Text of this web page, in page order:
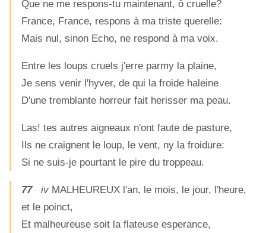
Que ne me respons-tu maintenant, ô cruelle?
France, France, respons à ma triste querelle:
Mais nul, sinon Echo, ne respond à ma voix.
Entre les loups cruels j'erre parmy la plaine,
Je sens venir l'hyver, de qui la froide haleine
D'une tremblante horreur fait herisser ma peau.
Las! tes autres aigneaux n'ont faute de pasture,
Ils ne craignent le loup, le vent, ny la froidure:
Si ne suis-je pourtant le pire du troppeau.
77iv MALHEUREUX l'an, le mois, le jour, l'heure,
et le poinct,
Et malheureuse soit la flateuse esperance,